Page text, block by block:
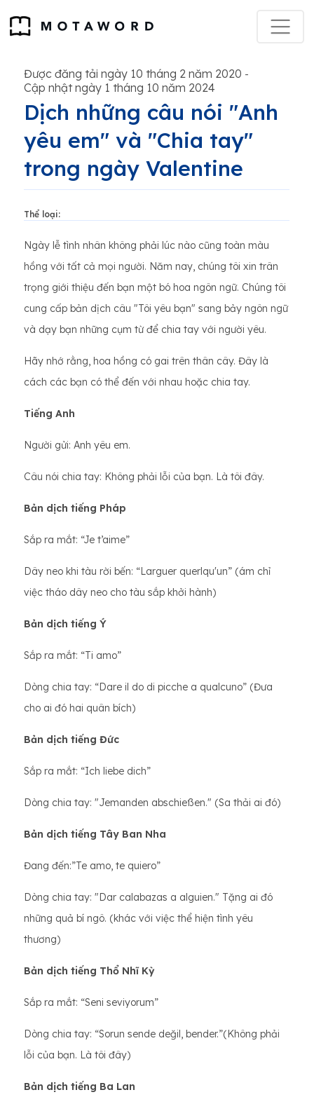
Được đăng tải ngày 10 tháng 2 năm 2020 -
Cập nhật ngày 1 tháng 10 năm 2024
Dịch những câu nói "Anh
yêu em" và "Chia tay"
trong ngày Valentine
Thể loại:
Ngày lễ tình nhân không phải lúc nào cũng toàn màu
hồng với tất cả mọi người. Năm nay, chúng tôi xin trân
trọng giới thiệu đến bạn một bó hoa ngôn ngữ. Chúng tôi
cung cấp bản dịch câu "Tôi yêu bạn" sang bảy ngôn ngữ
và dạy bạn những cụm từ để chia tay với người yêu.
Hãy nhớ rằng, hoa hồng có gai trên thân cây. Đây là
cách các bạn có thể đến với nhau hoặc chia tay.
Tiếng Anh
Người gửi: Anh yêu em.
Câu nói chia tay: Không phải lỗi của bạn. Là tôi đây.
Bản dịch tiếng Pháp
Sắp ra mắt: “Je t’aime”
Dây neo khi tàu rời bến: “Larguer querlqu'un” (ám chỉ
việc tháo dây neo cho tàu sắp khởi hành)
Bản dịch tiếng Ý
Sắp ra mắt: “Ti amo”
Dòng chia tay: “Dare il do di picche a qualcuno” (Đưa
cho ai đó hai quân bích)
Bản dịch tiếng Đức
Sắp ra mắt: “Ich liebe dich”
Dòng chia tay: "Jemanden abschießen." (Sa thải ai đó)
Bản dịch tiếng Tây Ban Nha
Đang đến:”Te amo, te quiero”
Dòng chia tay: "Dar calabazas a alguien." Tặng ai đó
những quả bí ngô. (khác với việc thể hiện tình yêu
thương)
Bản dịch tiếng Thổ Nhĩ Kỳ
Sắp ra mắt: “Seni seviyorum”
Dòng chia tay: “Sorun sende değil, bender.”(Không phải
lỗi của bạn. Là tôi đây)
Bản dịch tiếng Ba Lan